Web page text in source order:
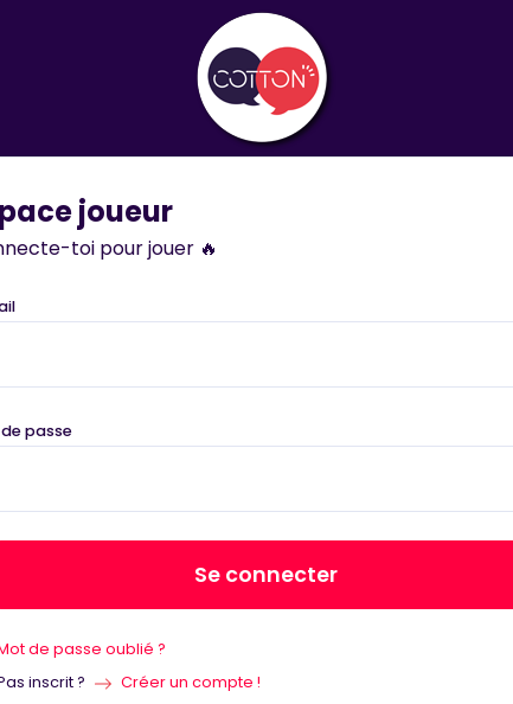
joueur
toi pour jouer 🔥
passe
Se connecter
de passe oublié ?
inscrit ?
Créer un compte !